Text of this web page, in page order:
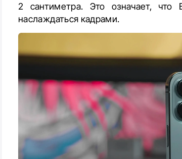
2 сантиметра. Это означает,
наслаждаться кадрами.